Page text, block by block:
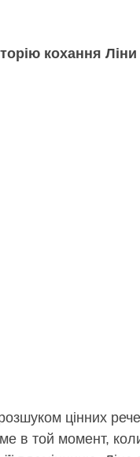
кохання
цінних
в той момент,